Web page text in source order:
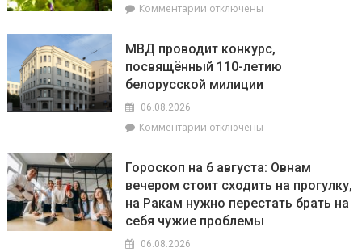
пунктов,
в
зоне
радиоактивного
загрязнения
Комментарии к
справиться
с
жарой
Брагинской
отключены
МВД проводит конкурс,
посвящённый 110-летию
белорусской милиции
06.08.2026
Комментарии к
проводит
конкурс,
посвящённый
110-
отключены
Гороскоп на 6 августа: Овнам
вечером стоит сходить на прогулку,
на Ракам нужно перестать брать на
себя чужие проблемы
06.08.2026